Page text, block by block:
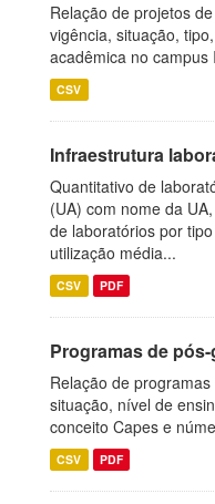
Relação de projetos
vigência, situação,
acadêmica no campus
CSV
Infraestrutura
Quantitativo de
(UA) com nome da
de laboratórios por
utilização média...
CSV PDF
Programas de
Relação de
situação, nível de
conceito Capes e
CSV PDF